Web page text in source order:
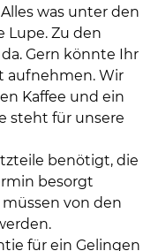
was unter den
Lupe. Zu den
Gern könnte Ihr
aufnehmen. Wir
Kaffee und ein
steht für unsere
benötigt, die
besorgt
von den
für ein Gelingen